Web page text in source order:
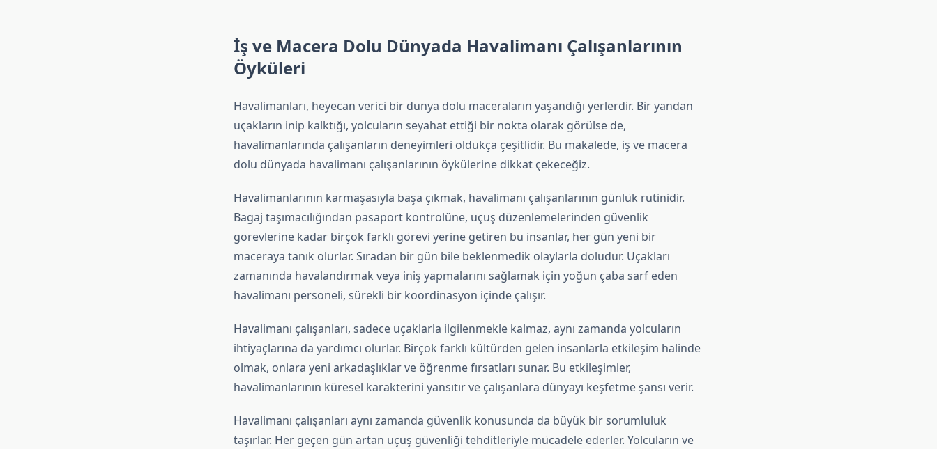
İş ve Macera Dolu Dünyada Havalimanı Çalışanlarının
Öyküleri
Havalimanları, heyecan verici bir dünya dolu maceraların yaşandığı yerlerdir. Bir yandan
uçakların inip kalktığı, yolcuların seyahat ettiği bir nokta olarak görülse de,
havalimanlarında çalışanların deneyimleri oldukça çeşitlidir. Bu makalede, iş ve macera
dolu dünyada havalimanı çalışanlarının öykülerine dikkat çekeceğiz.
Havalimanlarının karmaşasıyla başa çıkmak, havalimanı çalışanlarının günlük rutinidir.
Bagaj taşımacılığından pasaport kontrolüne, uçuş düzenlemelerinden güvenlik
görevlerine kadar birçok farklı görevi yerine getiren bu insanlar, her gün yeni bir
maceraya tanık olurlar. Sıradan bir gün bile beklenmedik olaylarla doludur. Uçakları
zamanında havalandırmak veya iniş yapmalarını sağlamak için yoğun çaba sarf eden
havalimanı personeli, sürekli bir koordinasyon içinde çalışır.
Havalimanı çalışanları, sadece uçaklarla ilgilenmekle kalmaz, aynı zamanda yolcuların
ihtiyaçlarına da yardımcı olurlar. Birçok farklı kültürden gelen insanlarla etkileşim halinde
olmak, onlara yeni arkadaşlıklar ve öğrenme fırsatları sunar. Bu etkileşimler,
havalimanlarının küresel karakterini yansıtır ve çalışanlara dünyayı keşfetme şansı verir.
Havalimanı çalışanları aynı zamanda güvenlik konusunda da büyük bir sorumluluk
taşırlar. Her geçen gün artan uçuş güvenliği tehditleriyle mücadele ederler. Yolcuların ve